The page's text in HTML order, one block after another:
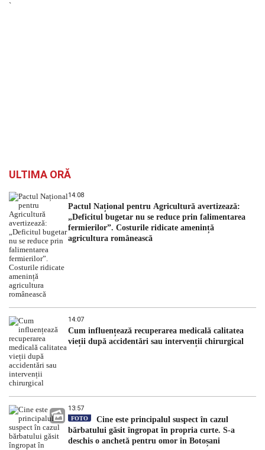
`
ULTIMA ORĂ
14:08
Pactul Național pentru Agricultură avertizează:
„Deficitul bugetar nu se reduce prin falimentarea
fermierilor”. Costurile ridicate amenință
agricultura românească
14:07
Cum influențează recuperarea medicală calitatea
vieții după accidentări sau intervenții chirurgical
13:57
FOTO
Cine este principalul suspect în cazul
bărbatului găsit îngropat în propria curte. S-a
deschis o anchetă pentru omor în Botoșani